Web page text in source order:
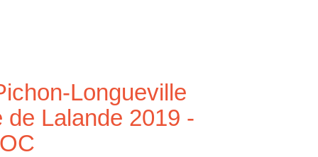
Longueville
de Lalande 2019 -